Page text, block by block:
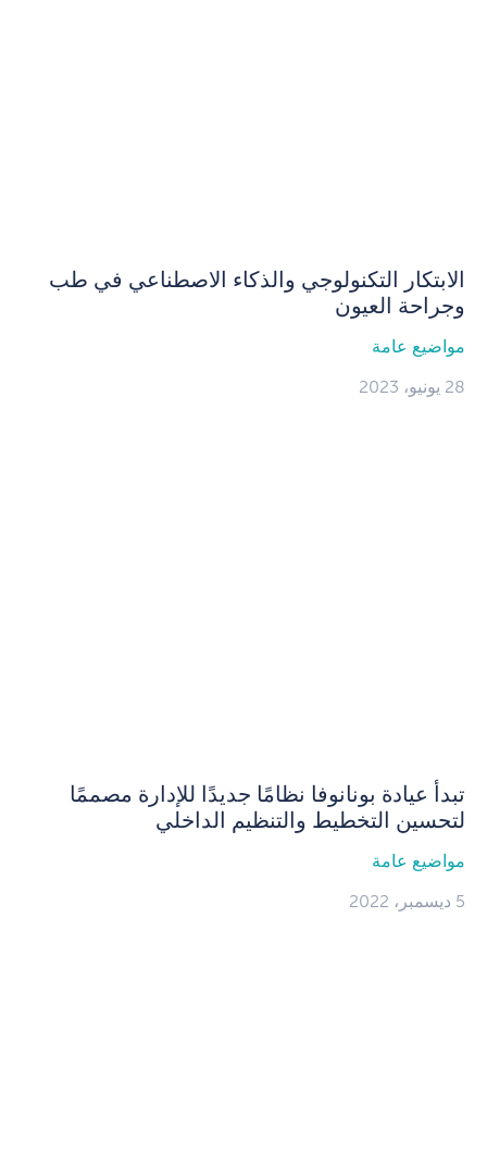
الابتكار التكنولوجي والذكاء الاصطناعي في طب
وجراحة العيون
مواضيع عامة
28 يونيو، 2023
تبدأ عيادة بونانوفا نظامًا جديدًا للإدارة مصممًا
لتحسين التخطيط والتنظيم الداخلي
مواضيع عامة
5 ديسمبر، 2022